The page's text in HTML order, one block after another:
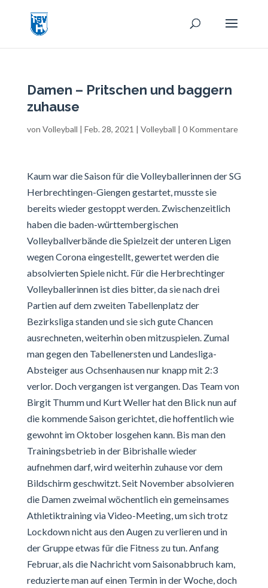
Damen – Pritschen und baggern
zuhause
von Volleyball | Feb. 28, 2021 | Volleyball | 0 Kommentare
Kaum war die Saison für die Volleyballerinnen der SG
Herbrechtingen-Giengen gestartet, musste sie
bereits wieder gestoppt werden. Zwischenzeitlich
haben die baden-württembergischen
Volleyballverbände die Spielzeit der unteren Ligen
wegen Corona eingestellt, gewertet werden die
absolvierten Spiele nicht. Für die Herbrechtinger
Volleyballerinnen ist dies bitter, da sie nach drei
Partien auf dem zweiten Tabellenplatz der
Bezirksliga standen und sie sich gute Chancen
ausrechneten, weiterhin oben mitzuspielen. Zumal
man gegen den Tabellenersten und Landesliga-
Absteiger aus Ochsenhausen nur knapp mit 2:3
verlor. Doch vergangen ist vergangen. Das Team von
Birgit Thumm und Kurt Weller hat den Blick nun auf
die kommende Saison gerichtet, die hoffentlich wie
gewohnt im Oktober losgehen kann. Bis man den
Trainingsbetrieb in der Bibrishalle wieder
aufnehmen darf, wird weiterhin zuhause vor dem
Bildschirm geschwitzt. Seit November absolvieren
die Damen zweimal wöchentlich ein gemeinsames
Athletiktraining via Video-Meeting, um sich trotz
Lockdown nicht aus den Augen zu verlieren und in
der Gruppe etwas für die Fitness zu tun. Anfang
Februar, als die Nachricht vom Saisonabbruch kam,
reduzierte man auf einen Termin in der Woche, doch